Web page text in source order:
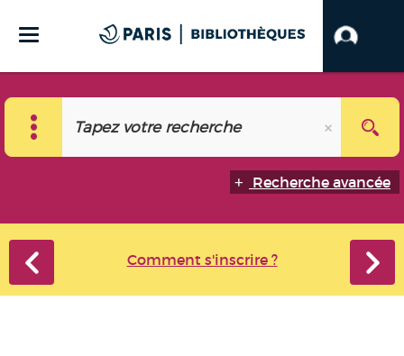
Recherche avancée
Comment s'inscrire ?